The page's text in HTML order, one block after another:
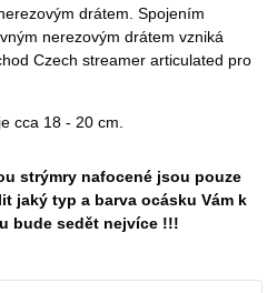
drátem. Spojením
nerezovým drátem vzniká
Czech streamer articulated pro
je cca 18 - 20 cm.
strýmry nafocené jsou pouze
jaký typ a barva ocásku Vám k
bude sedět nejvíce !!!